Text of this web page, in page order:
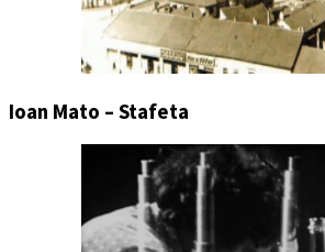
Ioan Mato – Stafeta